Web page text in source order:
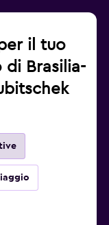
il tuo
Brasilia-